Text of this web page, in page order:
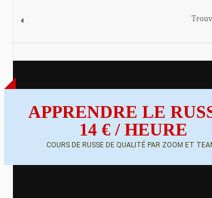
APPRENDRE LE
14 € / HEURE
COURS DE RUSSE DE QUALITÉ PAR ZOOM ET